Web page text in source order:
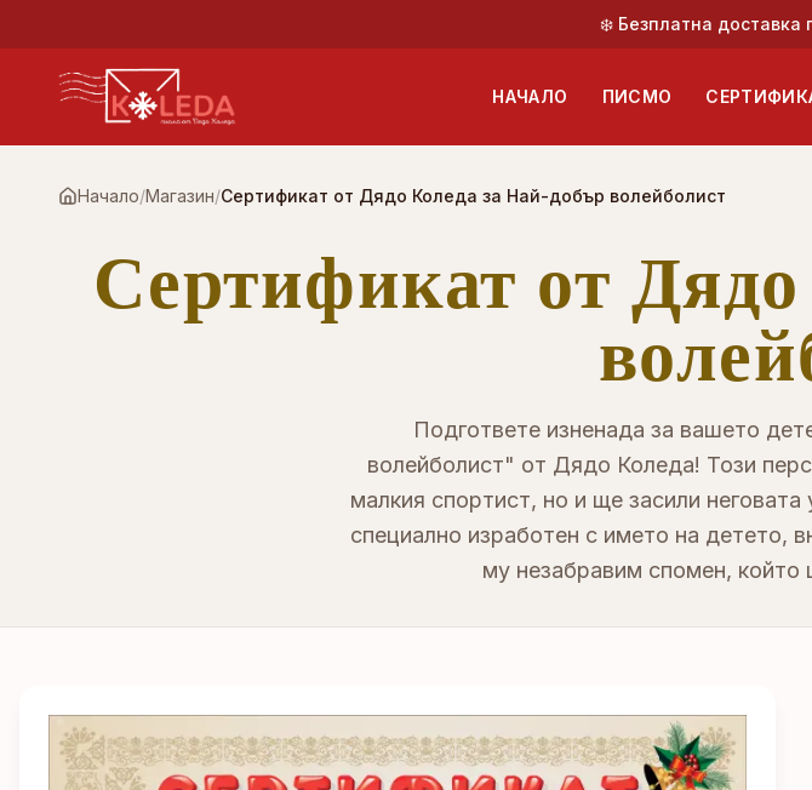
❄️ Безплатна доставка
НАЧАЛО ПИСМО
Начало/Магазин/Сертификат от Дядо Коледа за Най-добър волейболист
Сертификат от
Подгответе изненада за вашето
волейболист" от Дядо Коледа! Този
малкия спортист, но и ще засили
специално изработен с името на детето,
му незабравим спомен, който